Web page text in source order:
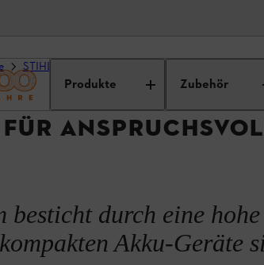
Produkte Zubehör
STIHL Akku-Technologie
besticht durch eine
Akku-Geräte